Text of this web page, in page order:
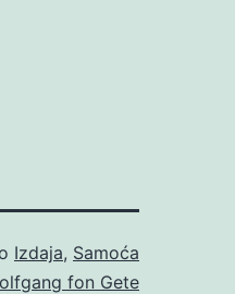
Izdaja, Samoća
fon Gete